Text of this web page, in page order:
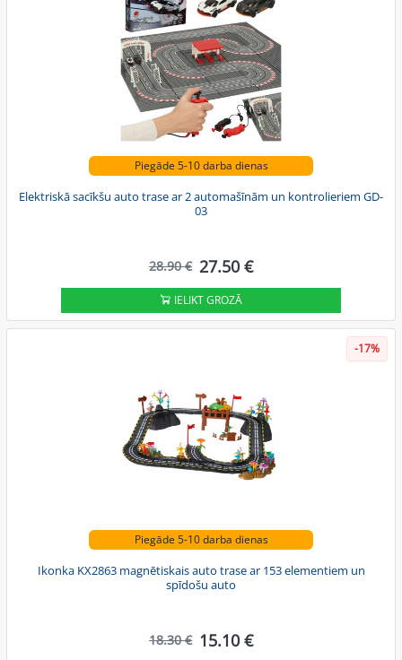
Piegāde 5-10 darba dienas
Elektriskā sacīkšu auto trase ar 2 automašīnām un kontrolieriem GD-
03
28.90 € 27.50 €
IELIKT GROZĀ
-17%
Piegāde 5-10 darba dienas
Ikonka KX2863 magnētiskais auto trase ar 153 elementiem un
spīdošu auto
18.30 € 15.10 €